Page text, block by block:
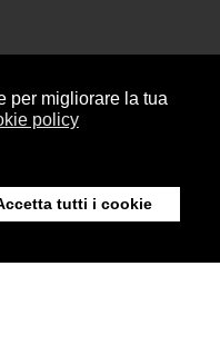
per migliorare la tua
policy
tutti i cookie
-Partita IVA:
elettronica:
- Clio S.r.l. Lecce -